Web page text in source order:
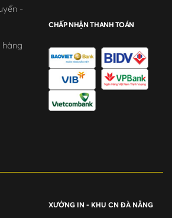
-
hàng
CHẤP NHẬN THANH TOÁN
XƯỞNG IN - KHU CN ĐÀ NẴNG